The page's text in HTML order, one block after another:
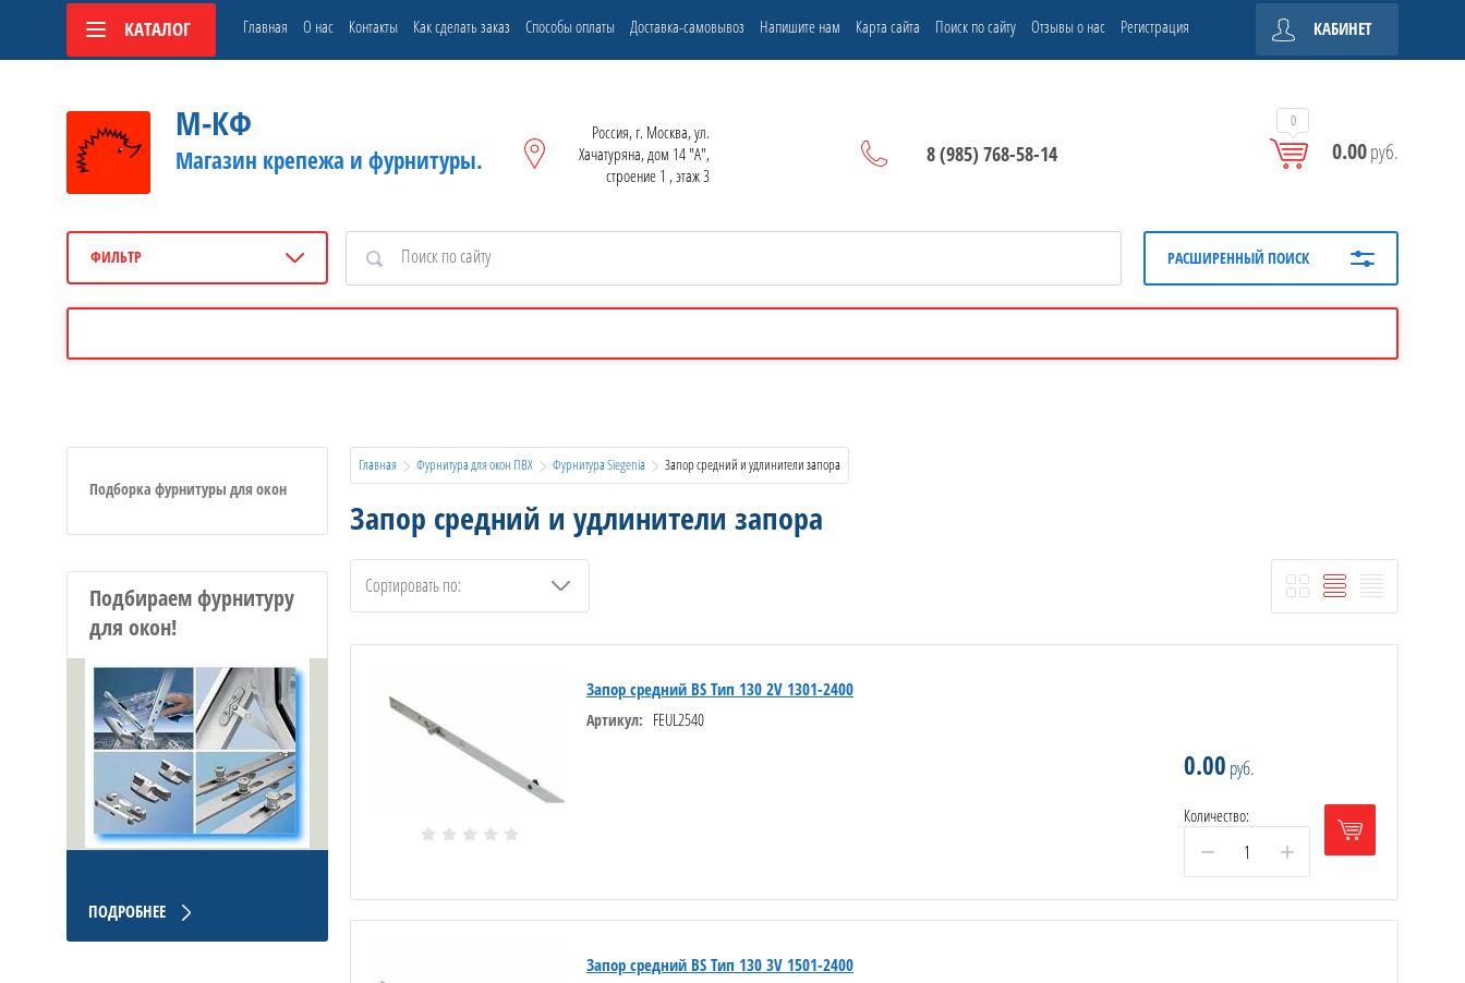
КАТАЛОГ Главная О нас Контакты Как сделать заказ Способы оплаты Доставка-самовывоз Напишите нам Карта сайта Поиск по сайту Отзывы о нас Регистрация КАБИНЕТ
М-КФ
Магазин крепежа и фурнитуры.
Россия, г. Москва, ул.
Хачатуряна, дом 14 "А",
строение 1 , этаж 3
8 (985) 768-58-14
0
0.00руб.
ФИЛЬТР РАСШИРЕННЫЙ ПОИСК
Подборка фурнитуры для окон
Подбираем фурнитуру
для окон!
ПОДРОБНЕЕ
Главная Фурнитура для окон ПВХ Фурнитура Siegenia
  Запор средний и удлинители запора
Запор средний и удлинители запора
Сортировать по:
Запор средний BS Тип 130 2V 1301-2400
Артикул: FEUL2540
0.00 руб.
Количество:
− +
Запор средний BS Тип 130 3V 1501-2400